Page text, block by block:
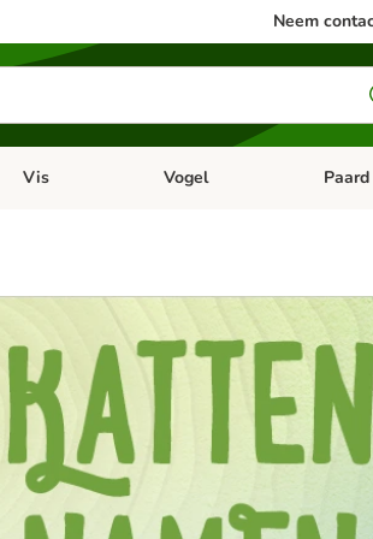
Neem
Open categorie menu: Kleine dieren
Vis Open categorie menu: Vis
Vogel Open
Paard